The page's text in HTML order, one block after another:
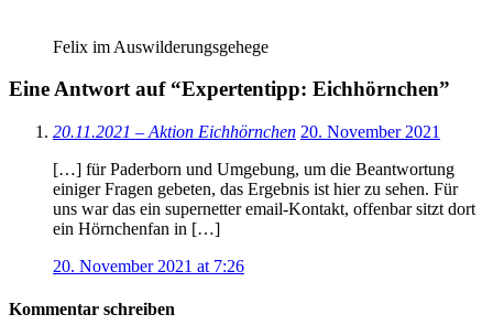
Felix im Auswilderungsgehege
Eine Antwort auf “Expertentipp: Eichhörnchen”
20.11.2021 – Aktion Eichhörnchen 20. November 2021
[…] für Paderborn und Umgebung, um die Beantwortung
einiger Fragen gebeten, das Ergebnis ist hier zu sehen. Für
uns war das ein supernetter email-Kontakt, offenbar sitzt dort
ein Hörnchenfan in […]
20. November 2021 at 7:26
Kommentar schreiben